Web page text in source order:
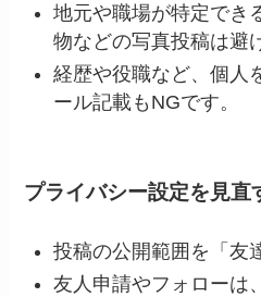
地元や職場が特定でき
物などの写真投稿は避
経歴や役職など、個人
ール記載もNGです。
プライバシー設定を見直
投稿の公開範囲を「友
友人申請やフォローは